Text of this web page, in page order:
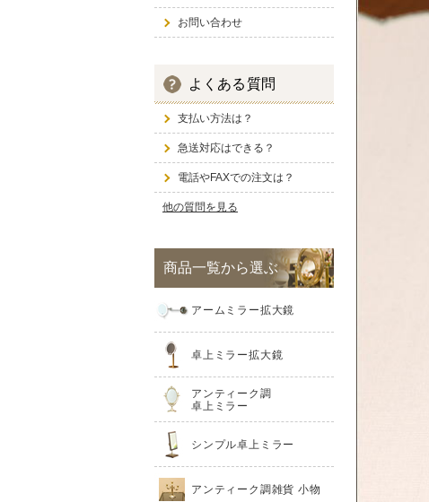
お問い合わせ
よくある質問
支払い方法は？
急送対応はできる？
電話やFAXでの注文は？
他の質問を見る
商品一覧から選ぶ
アームミラー拡大鏡
卓上ミラー拡大鏡
アンティーク調
卓上ミラー
シンプル卓上ミラー
アンティーク調雑貨 小物